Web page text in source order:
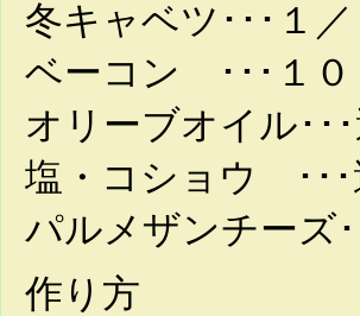
冬キャベツ
ベーコン ･･･１０
オリーブオイル･･
塩・コショウ ･･･
パルメザンチーズ
作り方